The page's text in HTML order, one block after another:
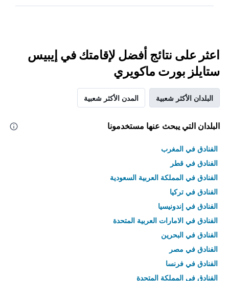
اعثر على نتائج أفضل لإقامتك في إيبيس
ستايلز بورت ماكويري
البلدان الأكثر شعبية المدن الأكثر شعبية
البلدان التي يبحث عنها مستخدمونا
الفنادق في المغرب
الفنادق في قطر
الفنادق في المملكة العربية السعودية
الفنادق في تركيا
الفنادق في إندونيسيا
الفنادق في الامارات العربية المتحدة
الفنادق في البحرين
الفنادق في مصر
الفنادق في فرنسا
الفنادق في المملكة المتحدة